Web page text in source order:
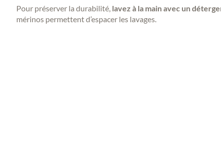
Pour préserver la durabilité,lavez à la main avec un
mérinos permettent d’espacer les lavages.